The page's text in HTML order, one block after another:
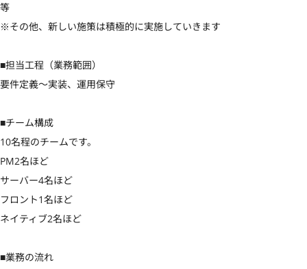
等
※その他、新しい施策は積極的に実施していきます
■担当工程（業務範囲）
要件定義〜実装、運用保守
■チーム構成
10名程のチームです。
PM2名ほど
サーバー4名ほど
フロント1名ほど
ネイティブ2名ほど
■業務の流れ